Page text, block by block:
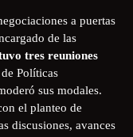
a puertas
de las
tres reuniones
Políticas
sus modales.
el planteo de
discusiones, avances